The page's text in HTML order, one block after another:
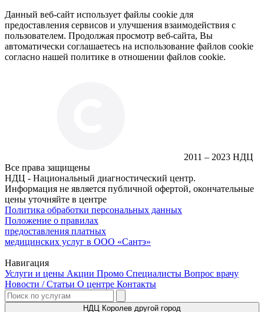
Данный веб-сайт использует файлы cookie для
предоставления сервисов и улучшения взаимодействия с
пользователем. Продолжая просмотр веб-сайта, Вы
автоматически соглашаетесь на использование файлов cookie
согласно нашей политике в отношении файлов cookie.
2011 – 2023 НДЦ
Все права защищены
НДЦ - Национальный диагностический центр.
Информация не является публичной офертой, окончательные
цены уточняйте в центре
Политика обработки персональных данных
Положение о правилах
предоставления платных
медицинских услуг в ООО «Сантэ»
Навигация
Услуги и цены Акции Промо Специалисты Вопрос врачу
Новости / Статьи О центре Контакты
НДЦ Королев другой город